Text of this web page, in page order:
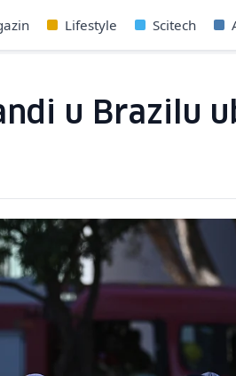
Lifestyle Scitech
u Brazilu